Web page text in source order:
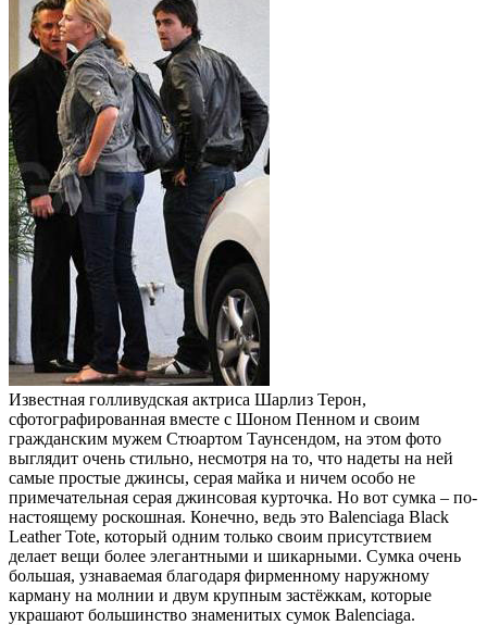
Известная голливудская актриса Шарлиз Терон,
сфотографированная вместе с Шоном Пенном и своим
гражданским мужем Стюартом Таунсендом, на этом фото
выглядит очень стильно, несмотря на то, что надеты на ней
самые простые джинсы, серая майка и ничем особо не
примечательная серая джинсовая курточка. Но вот сумка – по-
настоящему роскошная. Конечно, ведь это Balenciaga Black
Leather Tote, который одним только своим присутствием
делает вещи более элегантными и шикарными. Сумка очень
большая, узнаваемая благодаря фирменному наружному
карману на молнии и двум крупным застёжкам, которые
украшают большинство знаменитых сумок Balenciaga.